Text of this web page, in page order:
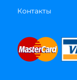
Контакты